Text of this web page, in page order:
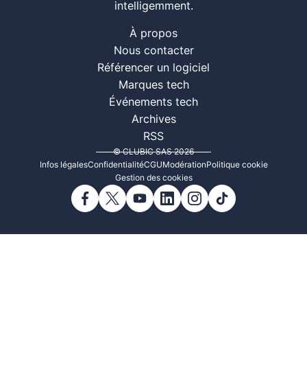
intelligemment.
À propos
Nous contacter
Référencer un logiciel
Marques tech
Événements tech
Archives
RSS
© CLUBIC SAS 2026
Infos légalesConfidentialitéCGUModérationPolitique cookie
Gestion des cookies